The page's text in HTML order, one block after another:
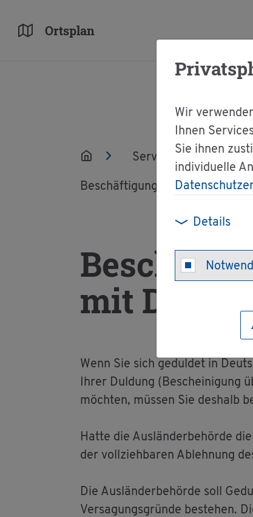
Wir
Ihnen
Sie ihnen
individuelle
Details
Orts­plan
Ser­vice
Be­schäf­ti­gungs­er­laub­nis für
mit
Wenn Sie sich ge­dul­det in
Ihrer Dul­dung (Be­schei­ni­gung
möch­ten, müs­sen Sie des­halb
Hatte die Aus­län­der­be­hör­de
der voll­zieh­ba­ren Ab­leh­nung
Die Aus­län­der­be­hör­de soll
Ver­sa­gungs­grün­de be­stehen.